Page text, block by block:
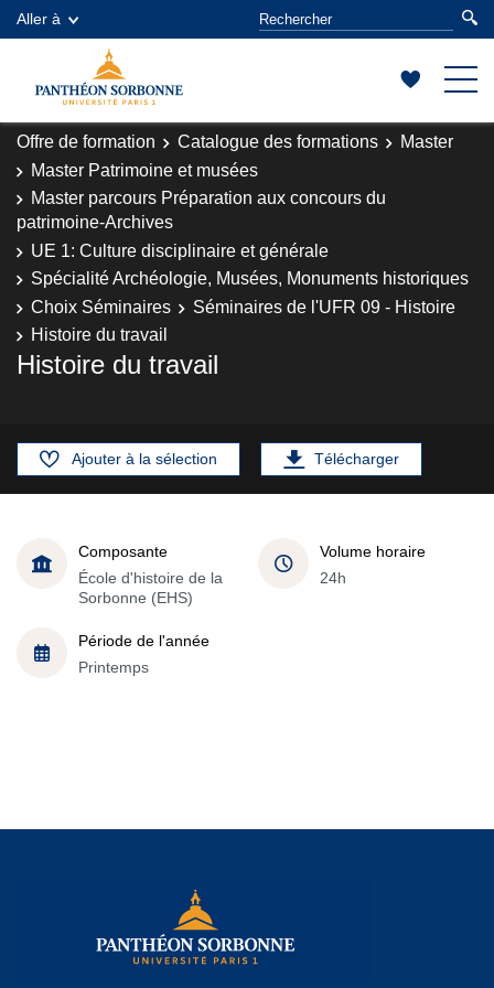
Aller à
Offre de formation Catalogue des formations
Master
Master Patrimoine et musées
Master parcours Préparation aux concours du
patrimoine-Archives
UE 1: Culture disciplinaire et générale
Spécialité Archéologie, Musées, Monuments historiques
Choix Séminaires
Séminaires de l'UFR 09 - Histoire
Histoire du travail
Histoire du travail
Ajouter à la sélection Télécharger
Composante
École d'histoire de la
Sorbonne (EHS)
Volume horaire
24h
Période de l'année
Printemps